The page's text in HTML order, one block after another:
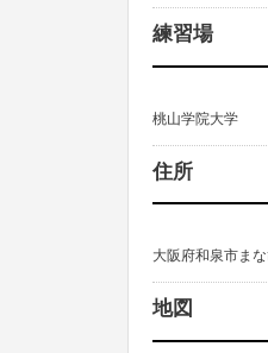
練習場
桃山学院大学
住所
大阪府和泉市ま
地図